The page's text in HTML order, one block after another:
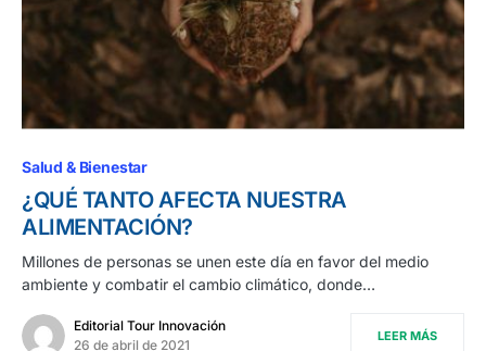
Salud & Bienestar
¿QUÉ TANTO AFECTA NUESTRA
ALIMENTACIÓN?
Millones de personas se unen este día en favor del medio
ambiente y combatir el cambio climático, donde…
Editorial Tour Innovación
26 de abril de 2021
LEER MÁS